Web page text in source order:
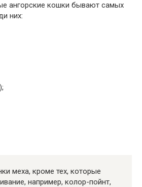
ангорские кошки бывают самых
них:
меха, кроме тех, которые
например, колор-пойнт,